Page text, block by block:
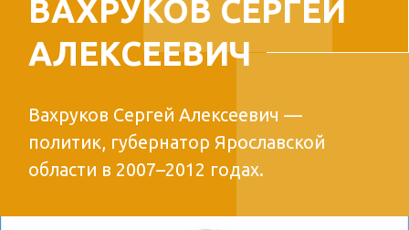
Вахруков Сергей Алексеевич —
области в 2007–2012 годах.